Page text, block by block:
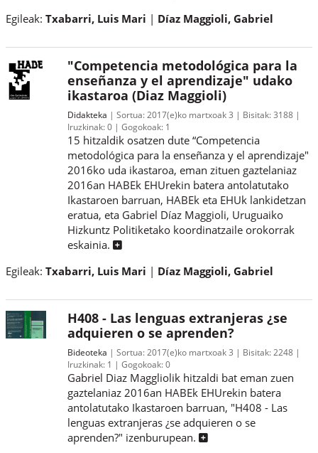
Egileak: Txabarri, Luis Mari Díaz Maggioli, Gabriel
"Competencia metodológica para la
enseñanza y el aprendizaje" udako
ikastaroa (Diaz Maggioli)
Didakteka Sortua: 2017(e)ko martxoak 3 Bisitak: 3188
Iruzkinak:0 Gogokoak: 1
15 hitzaldik osatzen dute “Competencia
metodológica para la enseñanza y el aprendizaje"
2016ko uda ikastaroa, eman zituen gaztelaniaz
2016an HABEk EHUrekin batera antolatutako
Ikastaroen barruan, HABEk eta EHUk lankidetzan
eratua, eta Gabriel Díaz Maggioli, Uruguaiko
Hizkuntz Politiketako koordinatzaile orokorrak
eskainia.
Egileak: Txabarri, Luis Mari Díaz Maggioli, Gabriel
H408 - Las lenguas extranjeras ¿se
adquieren o se aprenden?
Bideoteka Sortua: 2017(e)ko martxoak 3 Bisitak: 2248
Iruzkinak: 1 Gogokoak:0
Gabriel Diaz Maggliolik hitzaldi bat eman zuen
gaztelaniaz 2016an HABEk EHUrekin batera
antolatutako Ikastaroen barruan, "H408 - Las
lenguas extranjeras ¿se adquieren o se
aprenden?" izenburupean.